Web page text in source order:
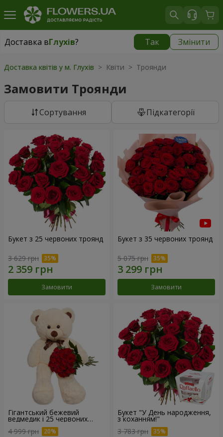
Доставка вГлухів? Так Змінити
Доставка вГлухів|
Доставка квітів у м. Глухів > Квіти > Троянди
Замовити Троянди
Сортування Підкатегорії
Букет з 25 червоних троянд
3 629 грн
Замовити
Букет з 35 червоних троянд
5 075 грн
Замовити
Гігантський бежевий
ведмедик і 25 червоних
троянд
4 999 грн
Букет "У День народження,
з коханням!"
3 783 грн